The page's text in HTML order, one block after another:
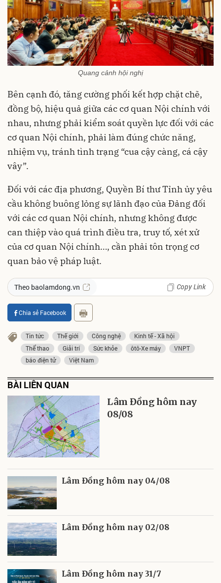
Quang cảnh hội nghị
Bên cạnh đó, tăng cường phối kết hợp chặt chẽ,
đồng bộ, hiệu quả giữa các cơ quan Nội chính với
nhau, nhưng phải kiểm soát quyền lực đối với các
cơ quan Nội chính, phải làm đúng chức năng,
nhiệm vụ, tránh tình trạng “cua cậy càng, cá cậy
vây”.
Đối với các địa phương, Quyền Bí thư Tỉnh ủy yêu
cầu không buông lỏng sự lãnh đạo của Đảng đối
với các cơ quan Nội chính, nhưng không được
can thiệp vào quá trình điều tra, truy tố, xét xử
của cơ quan Nội chính…, cần phải tôn trọng cơ
quan bảo vệ pháp luật.
Theo baolamdong.vn Copy Link
Chia sẻ Facebook
Tin tức Thế giới Công nghệ
Kinh tế - Xã hội
Thể thao
Giải trí Sức khỏe ôtô-Xe máy
VNPT
báo điện tử
Việt Nam
BÀI LIÊN QUAN
Lâm Đồng hôm nay
08/08
Lâm Đồng hôm nay 04/08
Lâm Đồng hôm nay 02/08
Lâm Đồng hôm nay 31/7